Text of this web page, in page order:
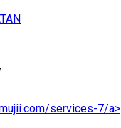
services-7/a>